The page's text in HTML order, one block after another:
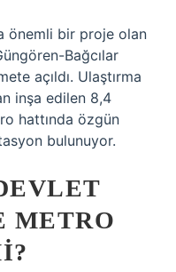
önemli bir proje olan
Bağcılar
açıldı. Ulaştırma
inşa edilen 8,4
hattında özgün
bulunuyor.
METRO